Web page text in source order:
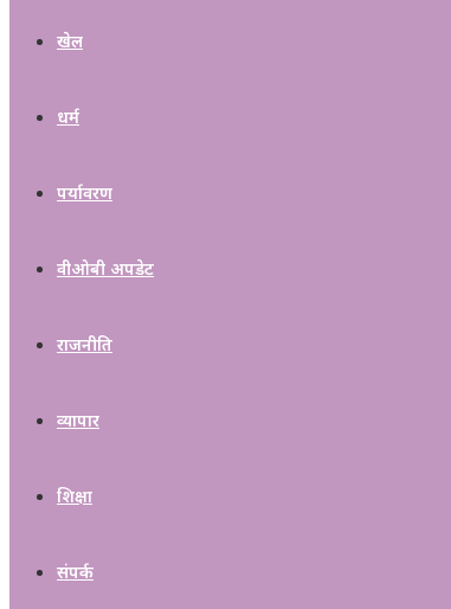
खेल
धर्म
पर्यावरण
वीओबी अपडेट
राजनीति
व्यापार
शिक्षा
संपर्क